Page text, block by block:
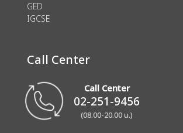
GED
IGCSE
Call Center
Call Center
02-251-9456
(08.00-20.00 น.)